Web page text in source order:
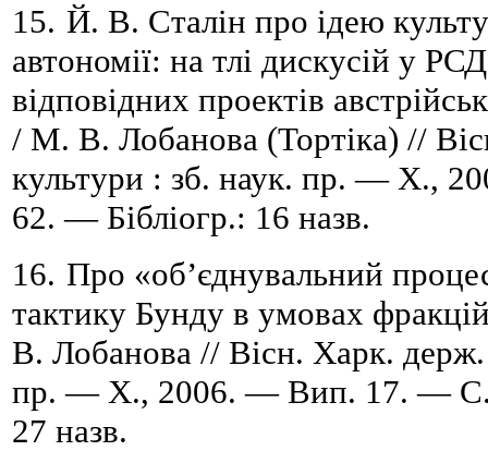
15. Й. В. Сталін про ідею
автономії: на тлі дискусій у
відповідних проектів
/ М. В. Лобанова (Тортіка) //
культури : зб. наук. пр. — Х.,
62. — Бібліогр.: 16 назв.
16. Про «об’єднувальний
тактику Бунду в умовах
В. Лобанова // Вісн. Харк. держ.
пр. — Х., 2006. — Вип. 17. —
27 назв.